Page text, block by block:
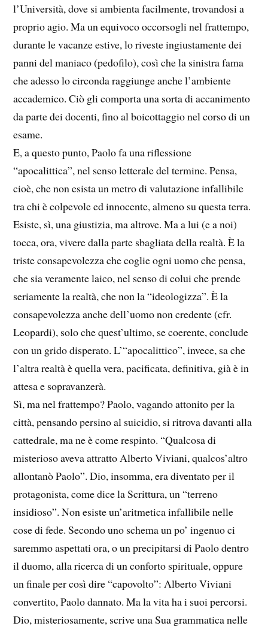
l’Università, dove si ambienta facilmente, trovandosi a
proprio agio. Ma un equivoco occorsogli nel frattempo,
durante le vacanze estive, lo riveste ingiustamente dei
panni del maniaco (pedofilo), così che la sinistra fama
che adesso lo circonda raggiunge anche l’ambiente
accademico. Ciò gli comporta una sorta di accanimento
da parte dei docenti, fino al boicottaggio nel corso di un
esame.
E, a questo punto, Paolo fa una riflessione
“apocalittica”, nel senso letterale del termine. Pensa,
cioè, che non esista un metro di valutazione infallibile
tra chi è colpevole ed innocente, almeno su questa terra.
Esiste, sì, una giustizia, ma altrove. Ma a lui (e a noi)
tocca, ora, vivere dalla parte sbagliata della realtà. È la
triste consapevolezza che coglie ogni uomo che pensa,
che sia veramente laico, nel senso di colui che prende
seriamente la realtà, che non la “ideologizza”. È la
consapevolezza anche dell’uomo non credente (cfr.
Leopardi), solo che quest’ultimo, se coerente, conclude
con un grido disperato. L’“apocalittico”, invece, sa che
l’altra realtà è quella vera, pacificata, definitiva, già è in
attesa e sopravanzerà.
Sì, ma nel frattempo? Paolo, vagando attonito per la
città, pensando persino al suicidio, si ritrova davanti alla
cattedrale, ma ne è come respinto. “Qualcosa di
misterioso aveva attratto Alberto Viviani, qualcos’altro
allontanò Paolo”. Dio, insomma, era diventato per il
protagonista, come dice la Scrittura, un “terreno
insidioso”. Non esiste un’aritmetica infallibile nelle
cose di fede. Secondo uno schema un po’ ingenuo ci
saremmo aspettati ora, o un precipitarsi di Paolo dentro
il duomo, alla ricerca di un conforto spirituale, oppure
un finale per così dire “capovolto”: Alberto Viviani
convertito, Paolo dannato. Ma la vita ha i suoi percorsi.
Dio, misteriosamente, scrive una Sua grammatica nelle